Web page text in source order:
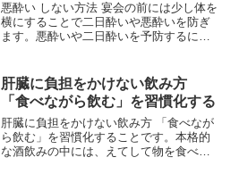
悪酔い しない方法 宴会の前には少し体を
横にすることで二日酔いや悪酔いを防ぎ
ます。悪酔いや二日酔いを予防するに
の飲酒は二日酔いを最も起こしやすいの
で、「今日は、飲み会が...
肝臓に負担をかけない飲み方
「食べながら飲む」を習慣化する
肝臓に負担をかけない飲み方 「食べなが
ら飲む」を習慣化することです。本格的
な酒飲みの中には、えてして物を食べず